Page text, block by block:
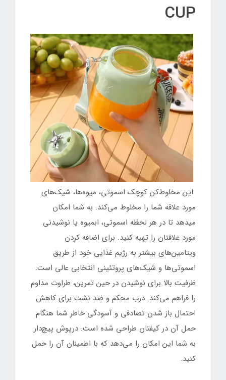
CUP
این مخلوط‌کن کوچک اسموتی، میوه‌ها، شیک‌های
مورد علاقه شما را مخلوط می‌کند. به شما امکان
میدهد تا در هر لحظه اسموتی، ابمیوه یا نوشیدنی
مورد علاقتان را تهیه کنید. برای اضافه کردن
ویتامین‌های بیشتر به رژیم غذایی خود از طریق
اسموتی‌ها و شیک‌های پروتئینی انتخابی عالی است.
ظرفیت بالا برای نوشیدن در حین تمرین، طراوت مداوم
را فراهم می‌کند. درب محکم و ضد نشت برای کاهش
احتمال باز شدن تصادفی و آسودگی خاطر شما هنگام
حمل آن در کیفتان طراحی شده است. درپوش پیچ‌دار
به شما این امکان را می‌دهد که با اطمینان آن را حمل
کنید.